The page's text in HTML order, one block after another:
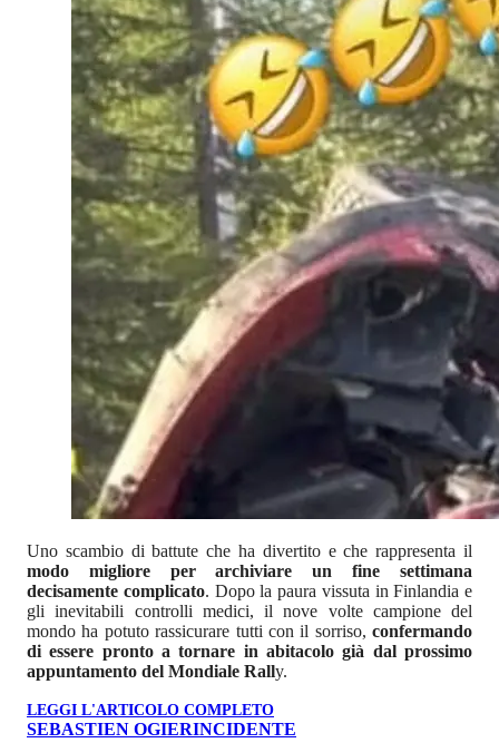
Uno scambio di battute che ha divertito e che rappresenta il
modo migliore per archiviare un fine settimana
decisamente complicato. Dopo la paura vissuta in Finlandia e
gli inevitabili controlli medici, il nove volte campione del
mondo ha potuto rassicurare tutti con il sorriso, confermando
di essere pronto a tornare in abitacolo già dal prossimo
appuntamento del Mondiale Rally.
LEGGI L'ARTICOLO COMPLETO
SEBASTIEN OGIERINCIDENTE